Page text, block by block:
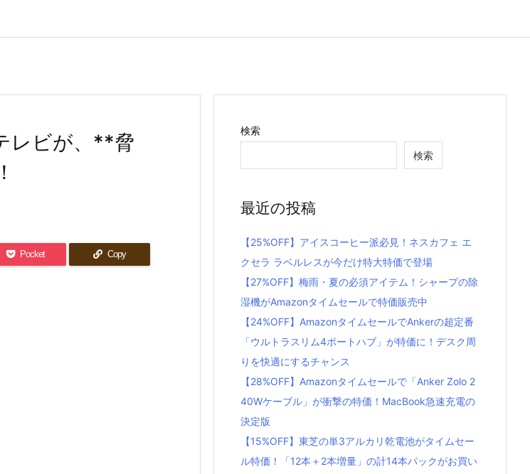
レビが、**脅
Pocket Copy
検索
検索
最近の投稿
【25%OFF】アイスコーヒー派必見！ネスカフェ エ
クセラ ラベルレスが今だけ特大特価で登場
【27%OFF】梅雨・夏の必須アイテム！シャープの除
湿機がAmazonタイムセールで特価販売中
【24%OFF】AmazonタイムセールでAnkerの超定番
「ウルトラスリム4ポートハブ」が特価に！デスク周
りを快適にするチャンス
【28%OFF】Amazonタイムセールで「Anker Zolo 2
40Wケーブル」が衝撃の特価！MacBook急速充電の
決定版
【15%OFF】東芝の単3アルカリ乾電池がタイムセー
ル特価！「12本＋2本増量」の計14本パックがお買い